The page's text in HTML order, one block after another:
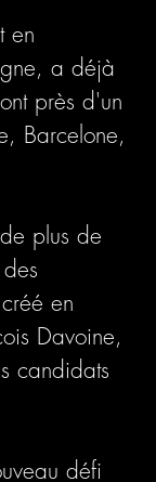
en
, a déjà
près d'un
Barcelone,
plus de
en
Davoine,
candidats
défi